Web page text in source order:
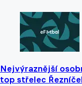
Nejvýraznější
top střelec